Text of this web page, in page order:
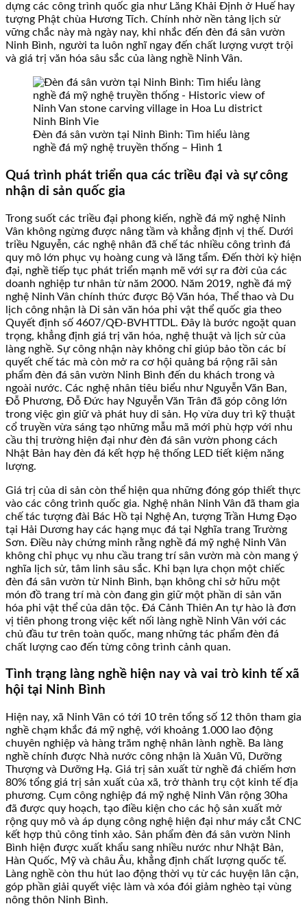
dựng các công trình quốc gia như Lăng Khải Định ở Huế hay
tượng Phật chùa Hương Tích. Chính nhờ nền tảng lịch sử
vững chắc này mà ngày nay, khi nhắc đến đèn đá sân vườn
Ninh Bình, người ta luôn nghĩ ngay đến chất lượng vượt trội
và giá trị văn hóa sâu sắc của làng nghề Ninh Vân.
Đèn đá sân vườn tại Ninh Bình: Tìm hiểu làng
nghề đá mỹ nghệ truyền thống – Hình 1
Quá trình phát triển qua các triều đại và sự công
nhận di sản quốc gia
Trong suốt các triều đại phong kiến, nghề đá mỹ nghệ Ninh
Vân không ngừng được nâng tầm và khẳng định vị thế. Dưới
triều Nguyễn, các nghệ nhân đã chế tác nhiều công trình đá
quy mô lớn phục vụ hoàng cung và lăng tẩm. Đến thời kỳ hiện
đại, nghề tiếp tục phát triển mạnh mẽ với sự ra đời của các
doanh nghiệp tư nhân từ năm 2000. Năm 2019, nghề đá mỹ
nghệ Ninh Vân chính thức được Bộ Văn hóa, Thể thao và Du
lịch công nhận là Di sản văn hóa phi vật thể quốc gia theo
Quyết định số 4607/QĐ-BVHTTDL. Đây là bước ngoặt quan
trọng, khẳng định giá trị văn hóa, nghệ thuật và lịch sử của
làng nghề. Sự công nhận này không chỉ giúp bảo tồn các bí
quyết chế tác mà còn mở ra cơ hội quảng bá rộng rãi sản
phẩm đèn đá sân vườn Ninh Bình đến du khách trong và
ngoài nước. Các nghệ nhân tiêu biểu như Nguyễn Văn Ban,
Đỗ Phương, Đỗ Đức hay Nguyễn Văn Trân đã góp công lớn
trong việc gìn giữ và phát huy di sản. Họ vừa duy trì kỹ thuật
cổ truyền vừa sáng tạo những mẫu mã mới phù hợp với nhu
cầu thị trường hiện đại như đèn đá sân vườn phong cách
Nhật Bản hay đèn đá kết hợp hệ thống LED tiết kiệm năng
lượng.
Giá trị của di sản còn thể hiện qua những đóng góp thiết thực
vào các công trình quốc gia. Nghệ nhân Ninh Vân đã tham gia
chế tác tượng đài Bác Hồ tại Nghệ An, tượng Trần Hưng Đạo
tại Hải Dương hay các hạng mục đá tại Nghĩa trang Trường
Sơn. Điều này chứng minh rằng nghề đá mỹ nghệ Ninh Vân
không chỉ phục vụ nhu cầu trang trí sân vườn mà còn mang ý
nghĩa lịch sử, tâm linh sâu sắc. Khi bạn lựa chọn một chiếc
đèn đá sân vườn từ Ninh Bình, bạn không chỉ sở hữu một
món đồ trang trí mà còn đang gìn giữ một phần di sản văn
hóa phi vật thể của dân tộc. Đá Cảnh Thiên An tự hào là đơn
vị tiên phong trong việc kết nối làng nghề Ninh Vân với các
chủ đầu tư trên toàn quốc, mang những tác phẩm đèn đá
chất lượng cao đến từng công trình cảnh quan.
Tình trạng làng nghề hiện nay và vai trò kinh tế xã
hội tại Ninh Bình
Hiện nay, xã Ninh Vân có tới 10 trên tổng số 12 thôn tham gia
nghề chạm khắc đá mỹ nghệ, với khoảng 1.000 lao động
chuyên nghiệp và hàng trăm nghệ nhân lành nghề. Ba làng
nghề chính được Nhà nước công nhận là Xuân Vũ, Dưỡng
Thượng và Dưỡng Hạ. Giá trị sản xuất từ nghề đá chiếm hơn
80% tổng giá trị sản xuất của xã, trở thành trụ cột kinh tế địa
phương. Cụm công nghiệp đá mỹ nghệ Ninh Vân rộng 30ha
đã được quy hoạch, tạo điều kiện cho các hộ sản xuất mở
rộng quy mô và áp dụng công nghệ hiện đại như máy cắt CNC
kết hợp thủ công tinh xảo. Sản phẩm đèn đá sân vườn Ninh
Bình hiện được xuất khẩu sang nhiều nước như Nhật Bản,
Hàn Quốc, Mỹ và châu Âu, khẳng định chất lượng quốc tế.
Làng nghề còn thu hút lao động thời vụ từ các huyện lân cận,
góp phần giải quyết việc làm và xóa đói giảm nghèo tại vùng
nông thôn Ninh Bình.